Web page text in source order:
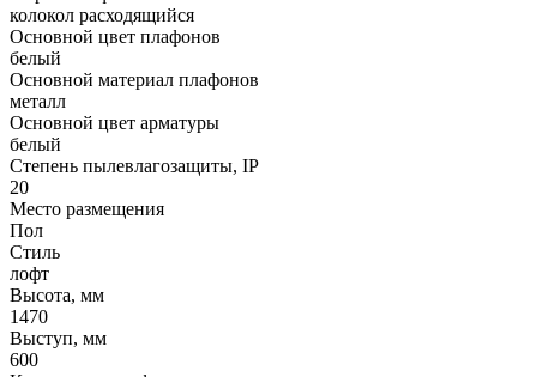
колокол расходящийся
Основной цвет плафонов
белый
Основной материал плафонов
металл
Основной цвет арматуры
белый
Степень пылевлагозащиты, IP
20
Место размещения
Пол
Стиль
лофт
Высота, мм
1470
Выступ, мм
600